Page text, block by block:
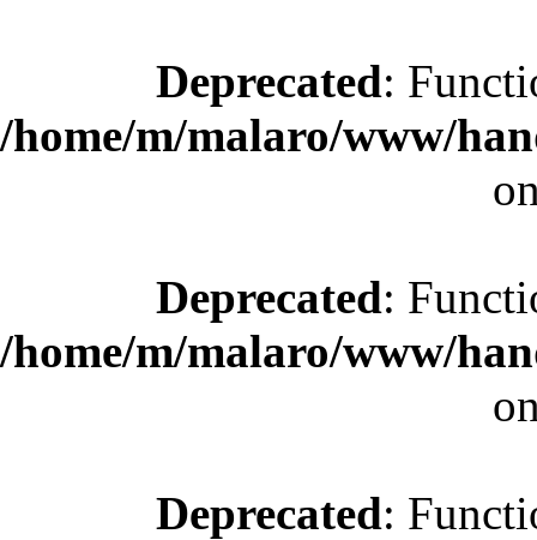
Deprecated:
/home/m/malaro/www/
Deprecated:
/home/m/malaro/www/
Deprecated: